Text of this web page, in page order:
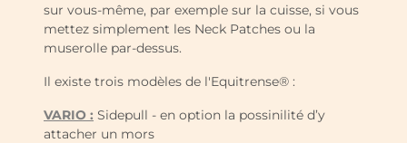
sur vous-même, par exemple sur la cuisse, si vous
mettez simplement les Neck Patches ou la
muserolle par-dessus.
Il existe trois modèles de l'Equitrense® :
VARIO : Sidepull - en option la possinilité d’y
attacher un mors